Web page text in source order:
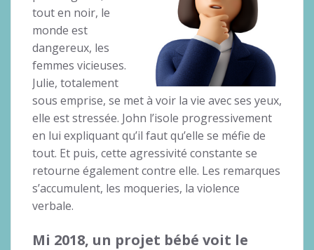
tout en noir, le
monde est
dangereux, les
femmes vicieuses.
Julie, totalement
sous emprise, se met à voir la vie avec ses yeux,
elle est stressée. John l’isole progressivement
en lui expliquant qu’il faut qu’elle se méfie de
tout. Et puis, cette agressivité constante se
retourne également contre elle. Les remarques
s’accumulent, les moqueries, la violence
verbale.
Mi 2018, un projet bébé voit le